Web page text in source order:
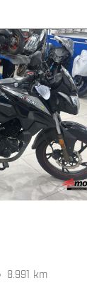
8.991 km